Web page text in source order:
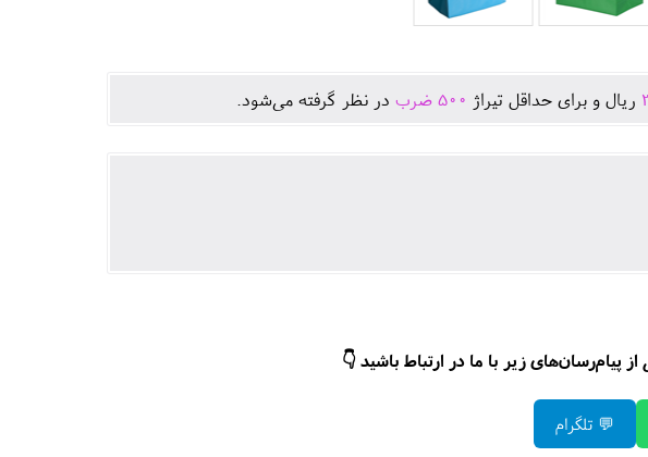
ريال و برای حداقل تيراژ 500 ضرب در نظر گرفته می‌شود.
زیر با ما در ارتباط باشید 👇
💬 تلگرام